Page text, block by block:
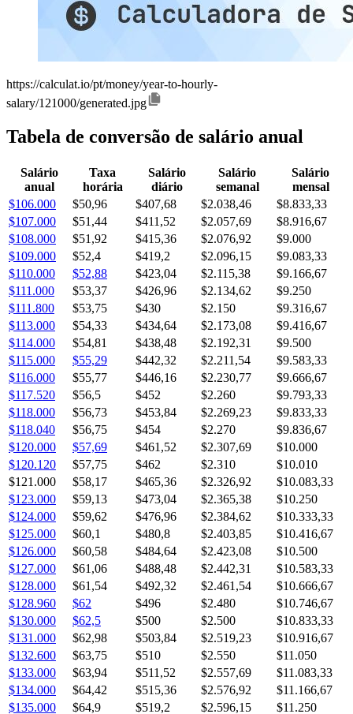
https://calculat.io/pt/money/year-to-hourly-
salary/121000/generated.jpg
Tabela de conversão de salário anual
Salário
anual
Taxa
horária
Salário
diário
Salário
semanal
Salário
mensal
$106.000
$50,96 $407,68 $2.038,46
$8.833,33
$107.000
$51,44 $411,52 $2.057,69
$8.916,67
$108.000
$51,92 $415,36 $2.076,92
$9.000
$109.000
$52,4 $419,2 $2.096,15
$9.083,33
$110.000
$52,88 $423,04 $2.115,38
$9.166,67
$111.000
$53,37 $426,96 $2.134,62
$9.250
$111.800
$53,75 $430 $2.150
$9.316,67
$113.000
$54,33 $434,64 $2.173,08
$9.416,67
$114.000
$54,81 $438,48 $2.192,31
$9.500
$115.000
$55,29 $442,32 $2.211,54
$9.583,33
$116.000
$55,77 $446,16 $2.230,77
$9.666,67
$117.520
$56,5 $452 $2.260
$9.793,33
$118.000
$56,73 $453,84 $2.269,23
$9.833,33
$118.040
$56,75 $454 $2.270
$9.836,67
$120.000
$57,69 $461,52 $2.307,69
$10.000
$120.120
$57,75 $462 $2.310
$10.010
$121.000
$58,17 $465,36 $2.326,92
$10.083,33
$123.000
$59,13 $473,04 $2.365,38
$10.250
$124.000
$59,62 $476,96 $2.384,62
$10.333,33
$125.000
$60,1 $480,8 $2.403,85
$10.416,67
$126.000
$60,58 $484,64 $2.423,08
$10.500
$127.000
$61,06 $488,48 $2.442,31
$10.583,33
$128.000
$61,54 $492,32 $2.461,54
$10.666,67
$128.960
$62 $496 $2.480
$10.746,67
$130.000
$62,5 $500 $2.500
$10.833,33
$131.000
$62,98 $503,84 $2.519,23
$10.916,67
$132.600
$63,75 $510 $2.550
$11.050
$133.000
$63,94 $511,52 $2.557,69
$11.083,33
$134.000
$64,42 $515,36 $2.576,92
$11.166,67
$135.000
$64,9 $519,2 $2.596,15 $11.250